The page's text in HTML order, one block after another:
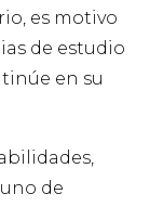
es motivo
de estudio
en su
de